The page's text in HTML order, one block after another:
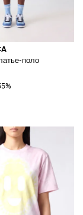
вырезом
поло